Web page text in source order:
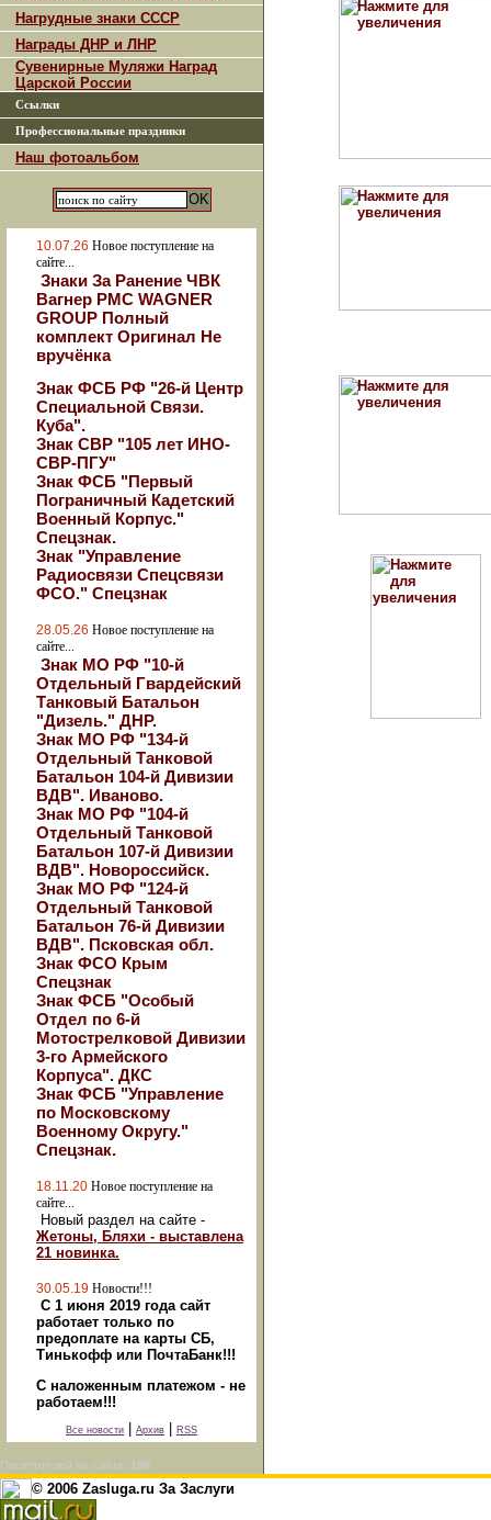
Нагрудные знаки СССР
Награды ДНР и ЛНР
Сувенирные Муляжи Наград
Царской России
Ссылки
Профессиональные праздники
Наш фотоальбом
10.07.26 Новое поступление на
сайте...
Знаки За Ранение ЧВК
Вагнер РМС WAGNER
GROUP Полный
комплект Оригинал Не
вручёнка
Знак ФСБ РФ "26-й Центр
Специальной Связи.
Куба".
Знак СВР "105 лет ИНО-
СВР-ПГУ"
Знак ФСБ "Первый
Пограничный Кадетский
Военный Корпус."
Спецзнак.
Знак "Управление
Радиосвязи Спецсвязи
ФСО." Спецзнак
28.05.26 Новое поступление на
сайте...
Знак МО РФ "10-й
Отдельный Гвардейский
Танковый Батальон
"Дизель." ДНР.
Знак МО РФ "134-й
Отдельный Танковой
Батальон 104-й Дивизии
ВДВ". Иваново.
Знак МО РФ "104-й
Отдельный Танковой
Батальон 107-й Дивизии
ВДВ". Новороссийск.
Знак МО РФ "124-й
Отдельный Танковой
Батальон 76-й Дивизии
ВДВ". Псковская обл.
Знак ФСО Крым
Спецзнак
Знак ФСБ "Особый
Отдел по 6-й
Мотострелковой Дивизии
3-го Армейского
Корпуса". ДКС
Знак ФСБ "Управление
по Московскому
Военному Округу."
Спецзнак.
18.11.20 Новое поступление на
сайте...
Новый раздел на сайте -
Жетоны, Бляхи - выставлена
21 новинка.
30.05.19 Новости!!!
С 1 июня 2019 года сайт
работает только по
предоплате на карты СБ,
Тинькофф или ПочтаБанк!!!
С наложенным платежом - не
работаем!!!
Все новости Архив RSS
Посетителей на сайте: 198
© 2006 Zasluga.ru За Заслуги